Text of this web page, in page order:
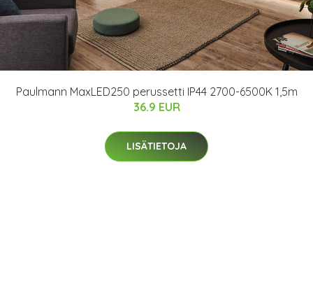
Paulmann MaxLED250 perussetti IP44 2700-6500K 1,5m
36.9 EUR
LISÄTIETOJA